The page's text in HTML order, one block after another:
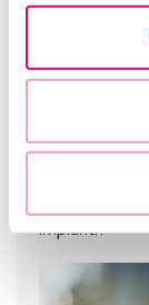
impianti?